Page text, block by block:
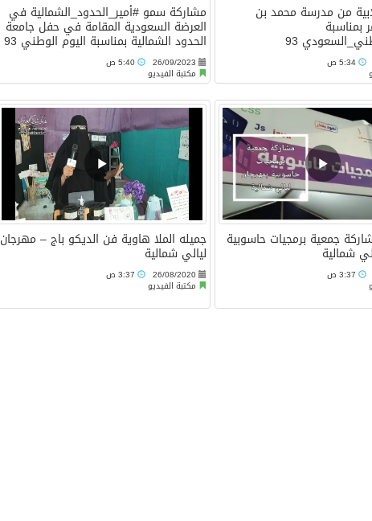
مشاركة سمو ‎#أمير_الحدود_الشمالية في
العرضة السعودية المقامة في حفل جامعة
الحدود الشمالية بمناسبة اليوم الوطني 93
26/09/2023 5:40 ص
مكتبة الفيديو
من مدرسة محمد بن
بمناسبة
93
5:34 ص
جميله الملا هاوية فن الديكو باج – مهرجان
ليالي شمالية
26/08/2020
مكتبة الفيديو
جمعية برمجيات حاسوبية
شمالية